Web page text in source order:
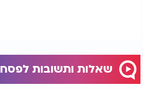
שאלות ותשובות לפסח